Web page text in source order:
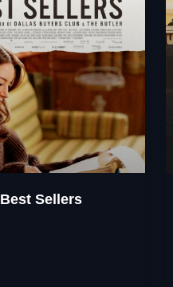
Best Sellers